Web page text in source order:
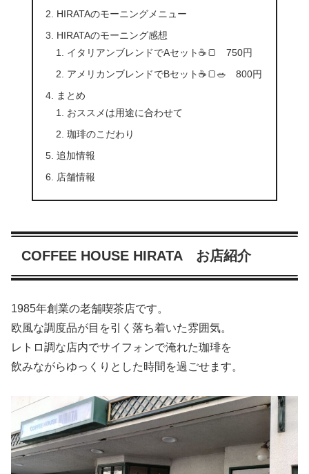
HIRATAのモーニングメニュー
HIRATAのモーニング感想
イタリアンブレンドでAセット☕🍞 750円
アメリカンブレンドでBセット☕🍞🥗 800円
まとめ
おススメは用途に合わせて
珈琲のこだわり
追加情報
店舗情報
COFFEE HOUSE HIRATA お店紹介
1985年創業の老舗喫茶店です。
欧風な調度品が目を引く落ち着いた雰囲気。
レトロ調な店内でサイフォンで淹れた珈琲を
飲みながらゆっくりとした時間を過ごせます。